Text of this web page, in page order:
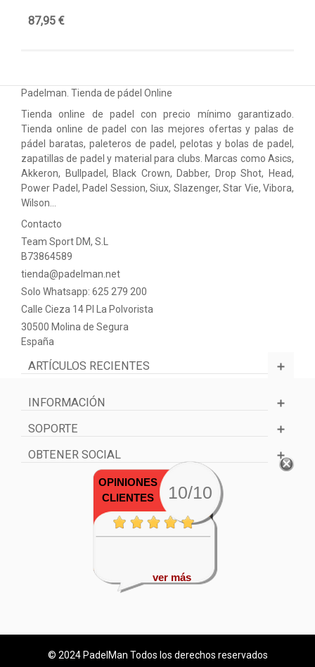
87,95 €
Padelman. Tienda de pádel Online
Tienda online de padel con precio mínimo garantizado.
Tienda online de padel con las mejores ofertas y palas de
pádel baratas, paleteros de padel, pelotas y bolas de padel,
zapatillas de padel y material para clubs. Marcas como Asics,
Akkeron, Bullpadel, Black Crown, Dabber, Drop Shot, Head,
Power Padel, Padel Session, Siux, Slazenger, Star Vie, Vibora,
Wilson…
Contacto
Team Sport DM, S.L
B73864589
tienda@padelman.net
Solo Whatsapp: 625 279 200
Calle Cieza 14 PI La Polvorista
30500 Molina de Segura
España
ARTÍCULOS RECIENTES
INFORMACIÓN
SOPORTE
OBTENER SOCIAL
OPINIONES
CLIENTES
10/10
ver más
© 2024 PadelMan Todos los derechos reservados